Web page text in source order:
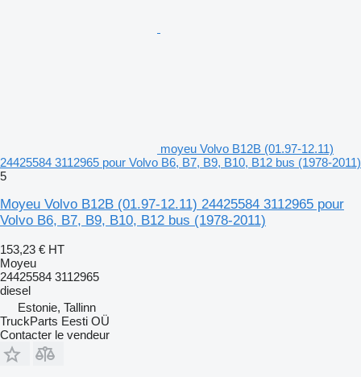
moyeu Volvo B12B (01.97-12.11)
24425584 3112965 pour Volvo B6, B7, B9, B10, B12 bus (1978-2011)
5
Moyeu Volvo B12B (01.97-12.11) 24425584 3112965 pour
Volvo B6, B7, B9, B10, B12 bus (1978-2011)
153,23 € HT
Moyeu
24425584 3112965
diesel
Estonie, Tallinn
TruckParts Eesti OÜ
Contacter le vendeur